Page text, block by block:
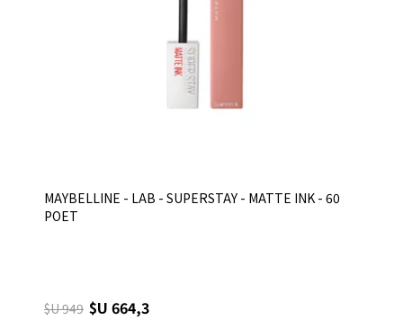
MAYBELLINE - LAB - SUPERSTAY - MATTE INK - 60
POET
$U 949 $U 664,3